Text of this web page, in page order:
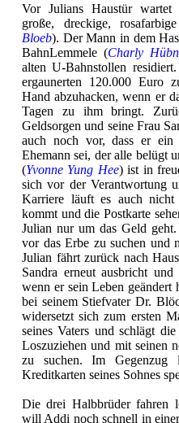
Vor Julians Haustür wartet
große, dreckige,
Bloeb). Der Mann in dem
BahnLemmele (Charly
alten U-Bahnstollen
ergaunerten 120.000 Euro
Hand abzuhacken, wenn er
Tagen zu ihm bringt.
Geldsorgen und seine Frau
auch noch vor, dass er ein
Ehemann sei, der alle belügt
(Yvonne Yung Hee) ist in
sich vor der Verantwortung
Karriere läuft es auch
kommt und die Postkarte
Julian nur um das Geld
vor das Erbe zu suchen und
Julian fährt zurück nach
Sandra erneut ausbricht
wenn er sein Leben geändert
bei seinem Stiefvater Dr.
widersetzt sich zum ersten
seines Vaters und schlägt
Loszuziehen und mit seinen
zu suchen. Im Gegenzug
Kreditkarten seines Sohnes
Die drei Halbbrüder fahren
will Addi noch schnell in